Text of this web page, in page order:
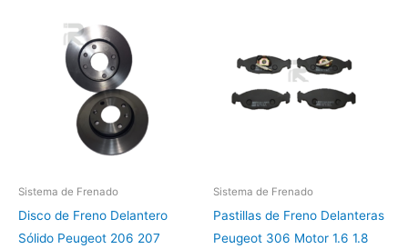
Sistema de Frenado
Disco de Freno Delantero
Sólido Peugeot 206 207
Sistema de Frenado
Pastillas de Freno Delanteras
Peugeot 306 Motor 1.6 1.8